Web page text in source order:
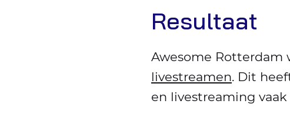
Resultaat
Awesome Rotterdam
livestreamen. Dit
en livestreaming